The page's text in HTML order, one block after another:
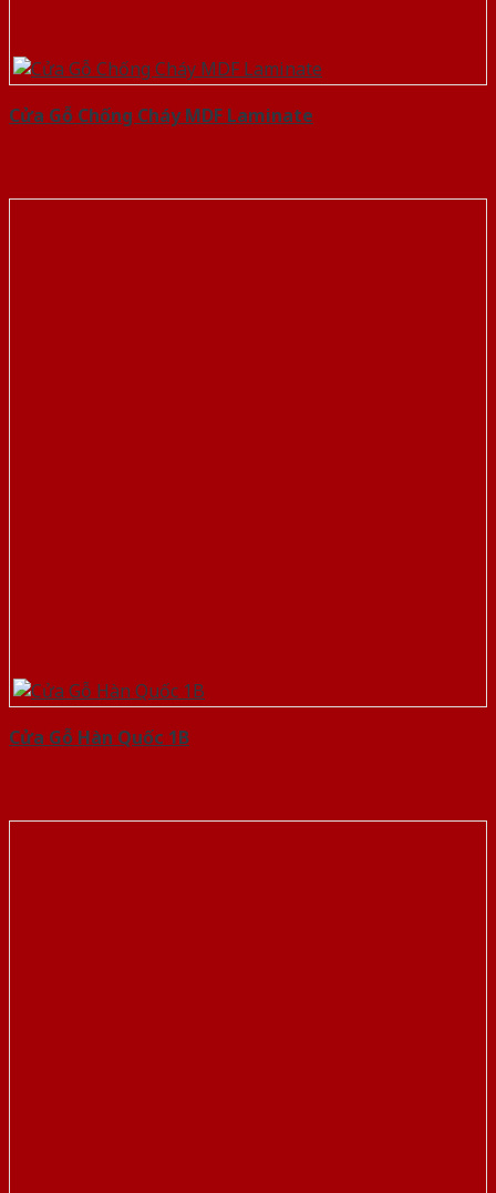
Cửa Gỗ Chống Cháy MDF Laminate
Cửa Gỗ Hàn Quốc 1B